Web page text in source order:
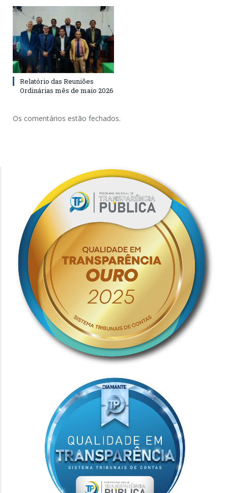
Relatório das Reuniões
Ordinárias mês de maio 2026
Os comentários estão fechados.